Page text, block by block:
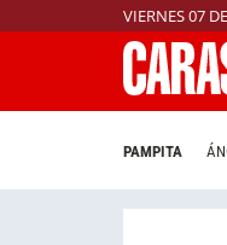
VIERNES 07
PAMPITA